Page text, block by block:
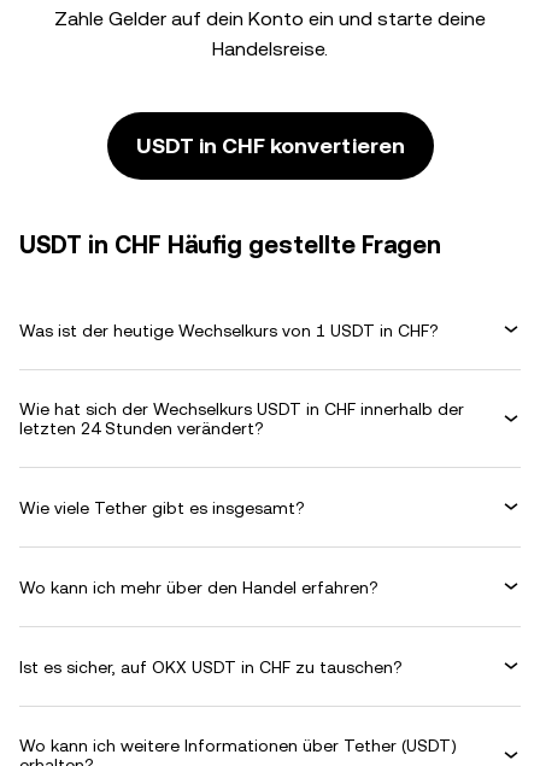
Zahle Gelder auf dein Konto ein und starte deine
Handelsreise.
USDT in CHF konvertieren
USDT in CHF Häufig gestellte Fragen
Was ist der heutige Wechselkurs von 1 USDT in CHF?
Wie hat sich der Wechselkurs USDT in CHF innerhalb der
letzten 24 Stunden verändert?
Wie viele Tether gibt es insgesamt?
Wo kann ich mehr über den Handel erfahren?
Ist es sicher, auf OKX USDT in CHF zu tauschen?
Wo kann ich weitere Informationen über Tether (USDT)